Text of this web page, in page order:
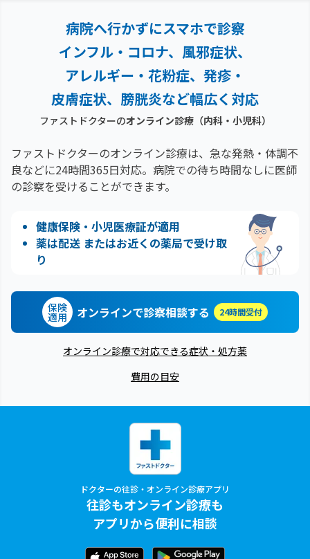
病院へ行かずにスマホで診察
インフル・コロナ、風邪症状、
アレルギー・花粉症、 発疹・
皮膚症状、膀胱炎など幅広く対応
ファストドクターのオンライン診療（内科・小児科）
ファストドクターのオンライン診療は、急な発熱・体調不
良などに24時間365日対応。 病院での待ち時間なしに医師
の診察を受けることができます。
健康保険・小児医療証が適用
薬は配送 またはお近くの薬局で受け取
り
保険
適用 オンラインで診察相談する 24時間受付
オンライン診療で対応できる症状・処方薬
費用の目安
ドクターの往診・オンライン診療アプリ
往診もオンライン診療も
アプリから便利に相談